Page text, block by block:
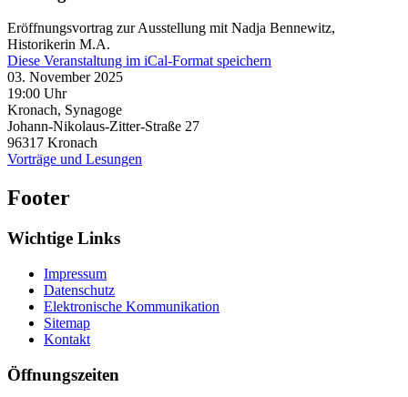
Eröffnungsvortrag zur Ausstellung mit Nadja Bennewitz,
Historikerin M.A.
Diese Veranstaltung im iCal-Format speichern
03. November 2025
19:00 Uhr
Kronach, Synagoge
Johann-Nikolaus-Zitter-Straße 27
96317 Kronach
Vorträge und Lesungen
Footer
Wichtige Links
Impressum
Datenschutz
Elektronische Kommunikation
Sitemap
Kontakt
Öffnungszeiten